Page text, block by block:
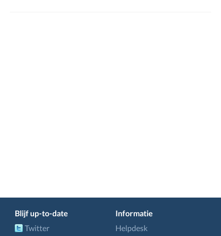
Blijf up-to-date
Twitter
Informatie
Helpdesk